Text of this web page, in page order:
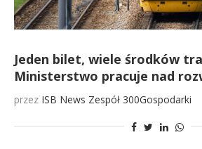
Jeden bilet, wiele środków
Ministerstwo pracuje nad
przez ISB News Zespół 300Gospodarki